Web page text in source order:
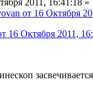
2011, 16:41:18 »
от 16 Октября
16 Октября 2011,
засвечивается